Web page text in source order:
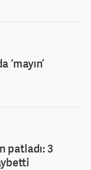
‘mayın’
patladı: 3